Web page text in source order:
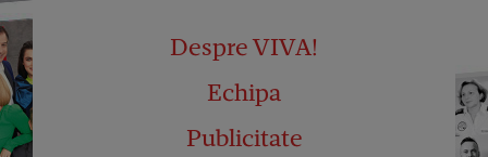
Despre VIVA!
Echipa
Publicitate